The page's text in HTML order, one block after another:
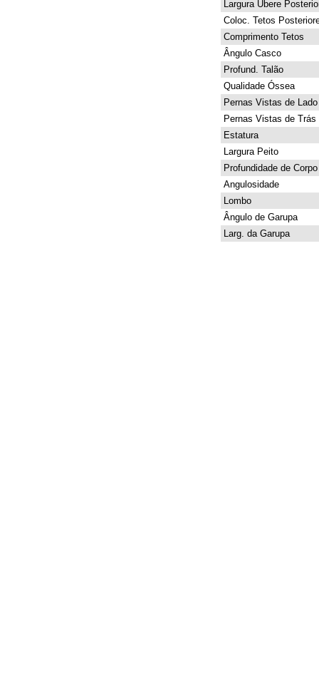
Largura Úbere
Coloc. Tetos
Comprimento Tetos
Ângulo Casco
Profund. Talão
Qualidade Óssea
Pernas Vistas de Lado
Pernas Vistas de Trás
Estatura
Largura Peito
Profundidade de Corpo
Angulosidade
Lombo
Ângulo de Garupa
Larg. da Garupa